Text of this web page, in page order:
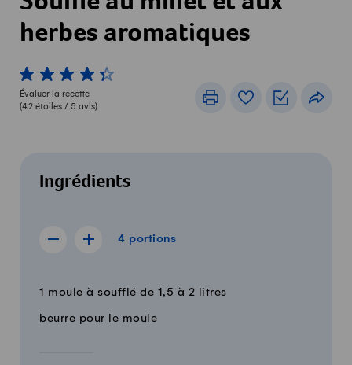
herbes aromatiques
1 von 5 étoiles
2 von 5 étoiles
3 von 5 étoiles
4 von 5 étoiles
5 von 5 étoiles
Évaluer la recette
(4.2 étoiles / 5 avis)
ImprimerLivre de recettes
Listes de
Ingrédients
4 portions
Afficher la recette de 3 portions
Afficher la recette de 5 portions
4 portions
QuantitéIngrédients
1 moule à soufflé de 1,5 à 2 litres
beurre pour le moule